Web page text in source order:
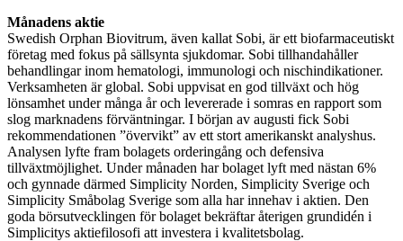
Månadens aktie
Swedish Orphan Biovitrum, även kallat Sobi, är ett biofarmaceutiskt
företag med fokus på sällsynta sjukdomar. Sobi tillhandahåller
behandlingar inom hematologi, immunologi och nischindikationer.
Verksamheten är global. Sobi uppvisat en god tillväxt och hög
lönsamhet under många år och levererade i somras en rapport som
slog marknadens förväntningar. I början av augusti fick Sobi
rekommendationen ”övervikt” av ett stort amerikanskt analyshus.
Analysen lyfte fram bolagets orderingång och defensiva
tillväxtmöjlighet. Under månaden har bolaget lyft med nästan 6%
och gynnade därmed Simplicity Norden, Simplicity Sverige och
Simplicity Småbolag Sverige som alla har innehav i aktien. Den
goda börsutvecklingen för bolaget bekräftar återigen grundidén i
Simplicitys aktiefilosofi att investera i kvalitetsbolag.